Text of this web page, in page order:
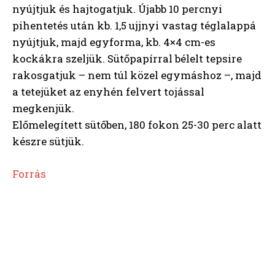
nyújtjuk és hajtogatjuk. Újabb 10 percnyi
pihentetés után kb. 1,5 ujjnyi vastag téglalappá
nyújtjuk, majd egyforma, kb. 4×4 cm-es
kockákra szeljük. Sütőpapírral bélelt tepsire
rakosgatjuk – nem túl közel egymáshoz –, majd
a tetejüket az enyhén felvert tojással
megkenjük.
Előmelegített sütőben, 180 fokon 25-30 perc alatt
készre sütjük.
Forrás